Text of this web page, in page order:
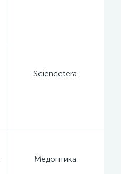
Sciencetera
Медоптика